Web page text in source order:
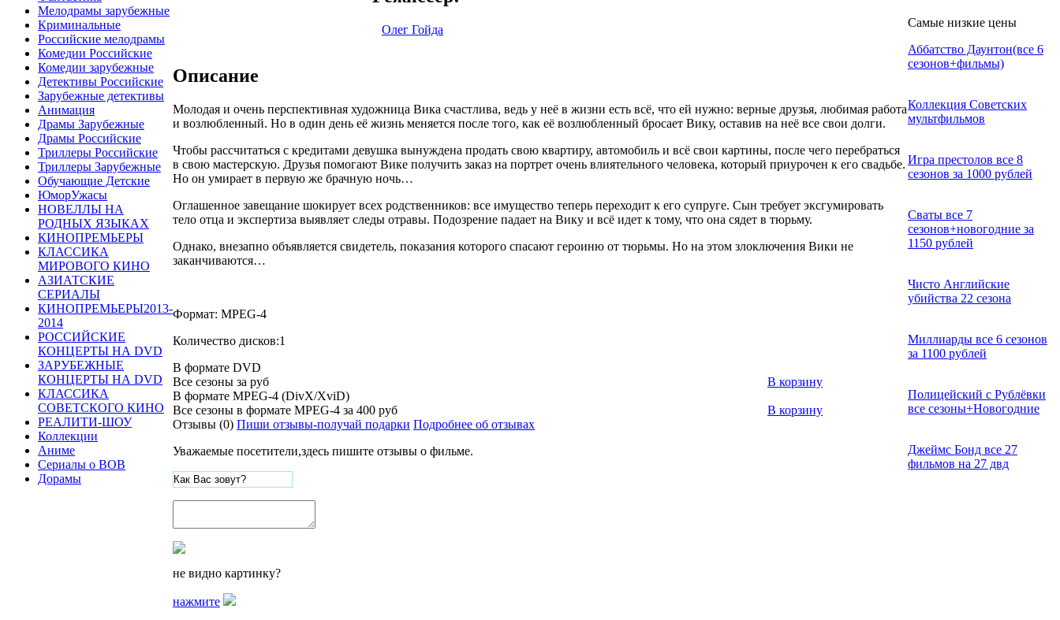
Мелодрамы зарубежные
Криминальные
Российские мелодрамы
Комедии Российские
Комедии зарубежные
Детективы Российские
Зарубежные детективы
Анимация
Драмы Зарубежные
Драмы Российские
Триллеры Российские
Триллеры Зарубежные
Обучающие Детские
ЮморУжасы
НОВЕЛЛЫ НА
РОДНЫХ ЯЗЫКАХ
КИНОПРЕМЬЕРЫ
КЛАССИКА
МИРОВОГО КИНО
АЗИАТСКИЕ
СЕРИАЛЫ
КИНОПРЕМЬЕРЫ2013-
2014
РОССИЙСКИЕ
КОНЦЕРТЫ НА DVD
ЗАРУБЕЖНЫЕ
КОНЦЕРТЫ НА DVD
КЛАССИКА
СОВЕТСКОГО КИНО
РЕАЛИТИ-ШОУ
Коллекции
Аниме
Сериалы о ВОВ
Дорамы
Олег Гойда
Описание
Молодая и очень перспективная художница Вика счастлива, ведь у неё в жизни есть всё, что ей нужно: верные друзья, любимая работа
и возлюбленный. Но в один день её жизнь меняется после того, как её возлюбленный бросает Вику, оставив на неё все свои долги.
Чтобы рассчитаться с кредитами девушка вынуждена продать свою квартиру, автомобиль и всё свои картины, после чего перебраться
в свою мастерскую. Друзья помогают Вике получить заказ на портрет очень влиятельного человека, который приурочен к его свадьбе.
Но он умирает в первую же брачную ночь…
Оглашенное завещание шокирует всех родственников: все имущество теперь переходит к его супруге. Сын требует эксгумировать
тело отца и экспертиза выявляет следы отравы. Подозрение падает на Вику и всё идет к тому, что она сядет в тюрьму.
Однако, внезапно объявляется свидетель, показания которого спасают героиню от тюрьмы. Но на этом злоключения Вики не
заканчиваются…
Формат: MPEG-4
Количество дисков:1
В формате DVD
Все сезоны за руб
В корзину
В формате MPEG-4 (DivX/XviD)
Все сезоны в формате MPEG-4 за 400 руб
В корзину
Отзывы (0) Пиши отзывы-получай подарки Подробнее об отзывах
Уважаемые посетители,здесь пишите отзывы о фильме.
не видно картинку?
нажмите
Самые низкие цены
Аббатство Даунтон(все 6
сезонов+фильмы)
Коллекция Советских
мультфильмов
Игра престолов все 8
сезонов за 1000 рублей
Сваты все 7
сезонов+новогодние за
1150 рублей
Чисто Английские
убийства 22 сезона
Миллиарды все 6 сезонов
за 1100 рублей
Полицейский с Рублёвки
все сезоны+Новогодние
Джеймс Бонд все 27
фильмов на 27 двд